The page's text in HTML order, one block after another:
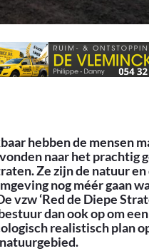
hebben de mensen
naar het prachtig
Ze zijn de natuur
nog méér gaan
vzw ‘Red de Diepe
dan ook op om een
realistisch plan